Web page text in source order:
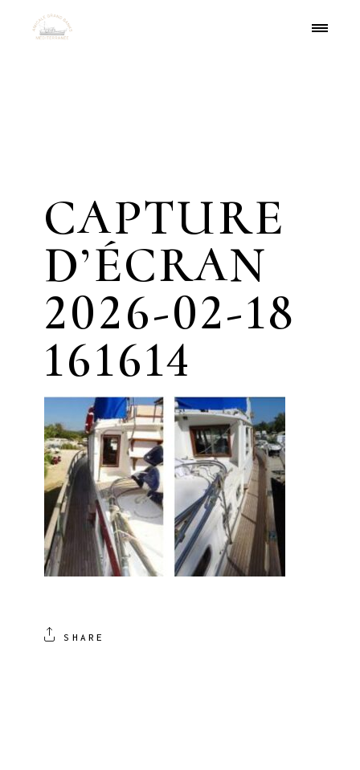
CAPTURE
D’ÉCRAN
2026-02-18
161614
SHARE